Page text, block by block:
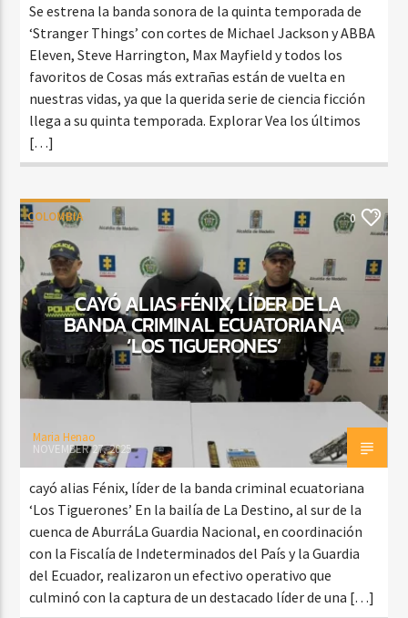
Se estrena la banda sonora de la quinta temporada de
‘Stranger Things’ con cortes de Michael Jackson y ABBA
Eleven, Steve Harrington, Max Mayfield y todos los
favoritos de Cosas más extrañas están de vuelta en
nuestras vidas, ya que la querida serie de ciencia ficción
llega a su quinta temporada. Explorar Vea los últimos
[…]
COLOMBIA 0
CAYÓ ALIAS FÉNIX, LÍDER DE LA
BANDA CRIMINAL ECUATORIANA
‘LOS TIGUERONES’
Maria Henao
NOVEMBER 27, 2025
cayó alias Fénix, líder de la banda criminal ecuatoriana
‘Los Tiguerones’ En la bailía de La Destino, al sur de la
cuenca de AburráLa Guardia Nacional, en coordinación
con la Fiscalía de Indeterminados del País y la Guardia
del Ecuador, realizaron un efectivo operativo que
culminó con la captura de un destacado líder de una […]